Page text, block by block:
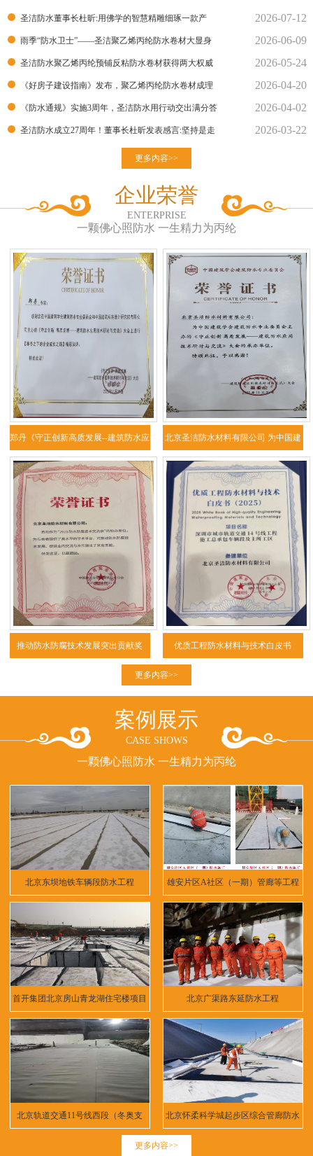
圣洁防水董事长杜昕:用佛学的智慧精雕细琢一款产
品！
2026-07-12
雨季“防水卫士”——圣洁聚乙烯丙纶防水卷材大显身
手！
2026-06-09
圣洁防水聚乙烯丙纶预铺反粘防水卷材获得两大权威
部门的检测报告
2026-05-24
《好房子建设指南》发布，聚乙烯丙纶防水卷材成理
想建材
2026-04-20
《防水通规》实施3周年，圣洁防水用行动交出满分答
卷
2026-04-02
圣洁防水成立27周年！董事长杜昕发表感言:坚持是走 2026-03-22
更多内容>>
企业荣誉
ENTERPRISE
一颗佛心照防水 一生精力为丙纶
郑丹《守正创新高质发展--建筑防水应
用技
北京圣洁防水材料有限公司 为中国建
筑学会
推动防水防腐技术发展突出贡献奖 优质工程防水材料与技术白皮书
更多内容>>
案例展示
CASE SHOWS
一颗佛心照防水 一生精力为丙纶
北京东坝地铁车辆段防水工程 雄安片区A社区（一期）管廊等工程
首开集团北京房山青龙湖住宅楼项目 北京广渠路东延防水工程
北京轨道交通11号线西段（冬奥支 北京怀柔科学城起步区综合管廊防水
更多内容>>